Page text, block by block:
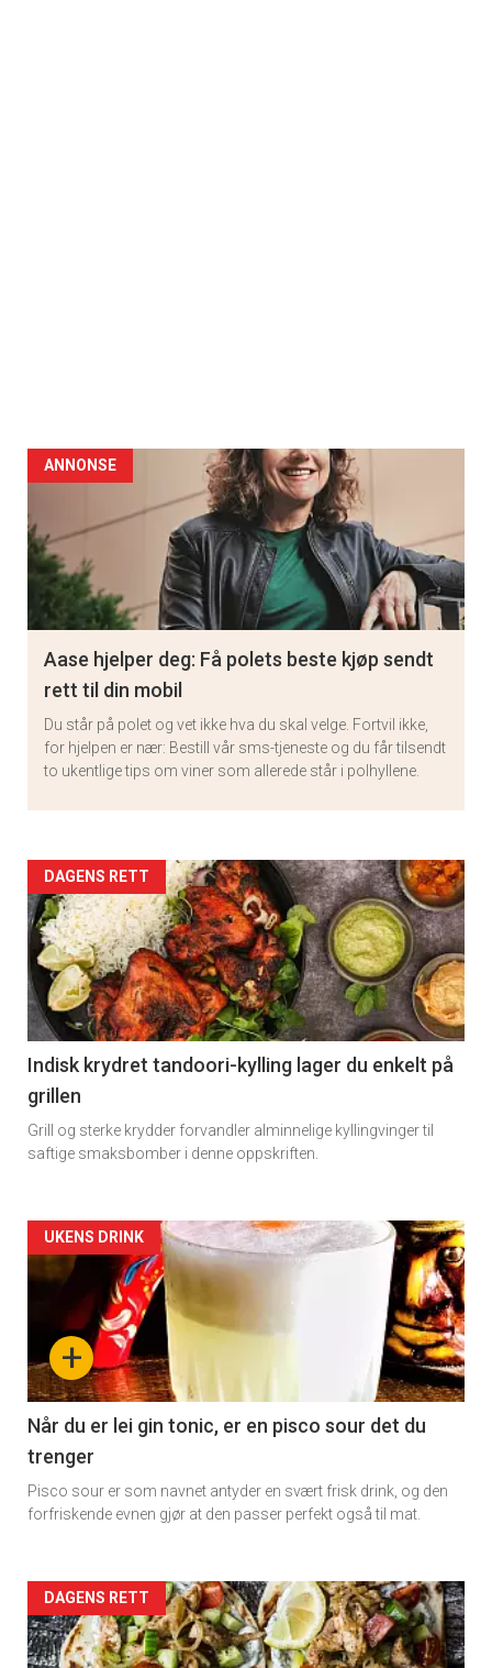
ANNONSE
Aase hjelper deg: Få polets beste kjøp sendt
rett til din mobil
Du står på polet og vet ikke hva du skal velge. Fortvil ikke,
for hjelpen er nær: Bestill vår sms-tjeneste og du får tilsendt
to ukentlige tips om viner som allerede står i polhyllene.
Artikler
detail
-
section
11
DAGENS RETT
Indisk krydret tandoori-kylling lager du enkelt på
grillen
Grill og sterke krydder forvandler alminnelige kyllingvinger til
saftige smaksbomber i denne oppskriften.
Artikler
detail
section
11
Dagens
rett
+
UKENS DRINK
Når du er lei gin tonic, er en pisco sour det du
trenger
Pisco sour er som navnet antyder en svært frisk drink, og den
forfriskende evnen gjør at den passer perfekt også til mat.
Artikler
detail
DAGENS RETT